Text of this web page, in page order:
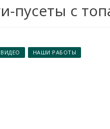
пусеты с
ВИДЕО НАШИ РАБОТЫ